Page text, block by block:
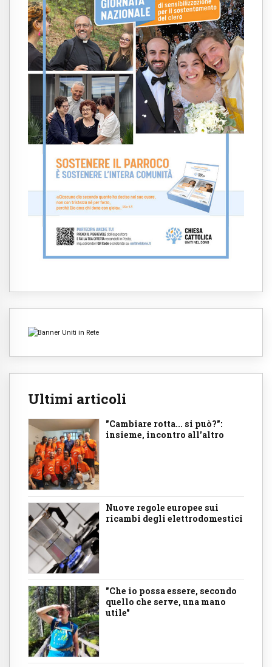
Ultimi articoli
"Cambiare rotta... si può?":
insieme, incontro all'altro
Nuove regole europee sui
ricambi degli elettrodomestici
"Che io possa essere, secondo
quello che serve, una mano
utile"